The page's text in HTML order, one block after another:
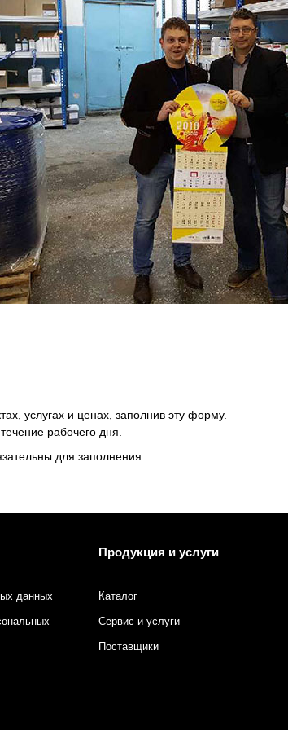
флексографской печати
услугах и ценах, заполнив эту форму.
рабочего дня.
для заполнения.
данных
Продукция и услуги
Каталог
Сервис и услуги
Поставщики